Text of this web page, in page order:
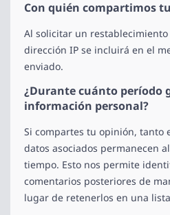
Con quién compartimos
Al solicitar un
dirección IP se incluirá en el
enviado.
¿Durante cuánto período
información personal?
Si compartes tu opinión, tanto
datos asociados permanecen
tiempo. Esto nos permite
comentarios posteriores de
lugar de retenerlos en una